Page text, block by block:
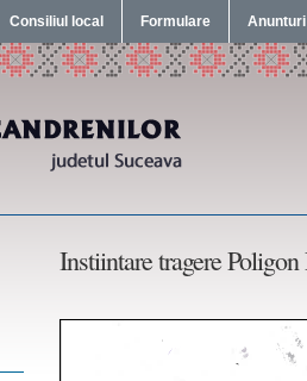
Consiliul local Formulare Anunturi
Instiintare tragere Poligon